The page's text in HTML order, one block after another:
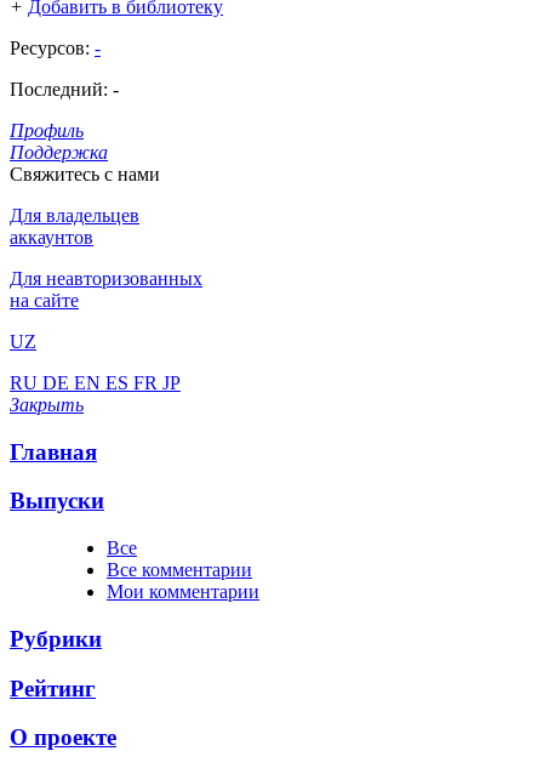
+ Добавить в библиотеку
Ресурсов: -
Последний: -
Профиль
Поддержка
Свяжитесь с нами
Для владельцев
аккаунтов
Для неавторизованных
на сайте
UZ
RU DE EN ES FR JP
Закрыть
Главная
Выпуски
Все
Все комментарии
Мои комментарии
Рубрики
Рейтинг
О проекте